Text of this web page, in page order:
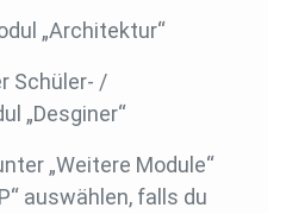
„Architektur“
Schüler- /
„Desginer“
„Weitere Module“
auswählen, falls du